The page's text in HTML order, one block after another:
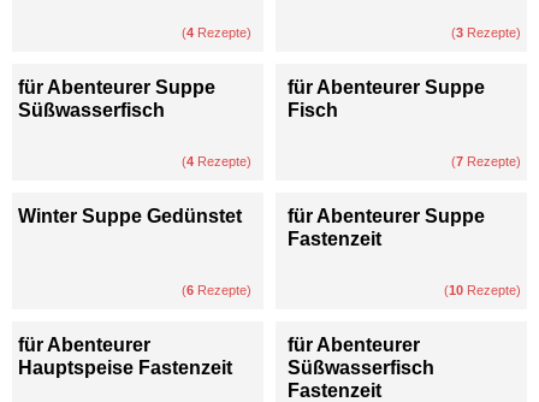
(4 Rezepte) (3 Rezepte)
für Abenteurer Suppe
Süßwasserfisch
(4 Rezepte)
für Abenteurer Suppe
Fisch
(7 Rezepte)
Winter Suppe Gedünstet
(6 Rezepte)
für Abenteurer Suppe
Fastenzeit
(10 Rezepte)
für Abenteurer
Hauptspeise Fastenzeit
für Abenteurer
Süßwasserfisch
Fastenzeit